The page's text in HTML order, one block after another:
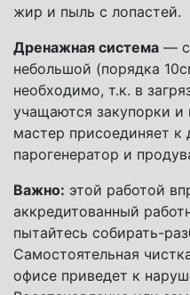
жир и пыль с лопастей.
Дренажная система —
небольшой (порядка
необходимо, т.к. в
учащаются закупорки
мастер присоединяет
парогенератор и
Важно: этой работой
аккредитованный
пытайтесь собирать-
Самостоятельная
офисе приведет к